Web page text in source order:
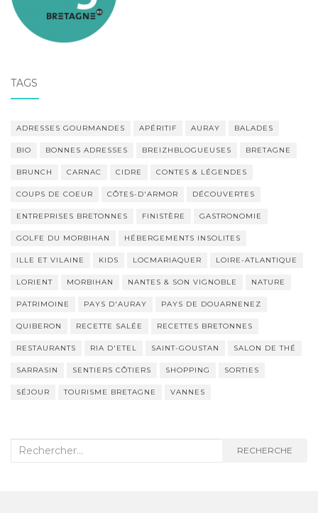
TAGS
ADRESSES GOURMANDES APÉRITIF AURAY BALADES
BIO BONNES ADRESSES BREIZHBLOGUEUSES BRETAGNE
BRUNCH CARNAC CIDRE CONTES & LÉGENDES
COUPS DE COEUR CÔTES-D'ARMOR DÉCOUVERTES
ENTREPRISES BRETONNES FINISTÈRE GASTRONOMIE
GOLFE DU MORBIHAN HÉBERGEMENTS INSOLITES
ILLE ET VILAINE KIDS LOCMARIAQUER LOIRE-ATLANTIQUE
LORIENT MORBIHAN NANTES & SON VIGNOBLE NATURE
PATRIMOINE PAYS D'AURAY PAYS DE DOUARNENEZ
QUIBERON RECETTE SALÉE RECETTES BRETONNES
RESTAURANTS RIA D'ETEL SAINT-GOUSTAN SALON DE THÉ
SARRASIN SENTIERS CÔTIERS SHOPPING SORTIES
SÉJOUR TOURISME BRETAGNE VANNES
Recherche
RECHERCHE